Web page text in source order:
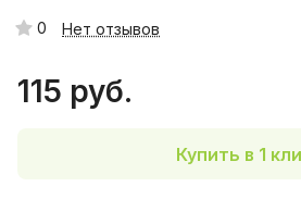
0 Нет отзывов
115 руб.
Купить в 1